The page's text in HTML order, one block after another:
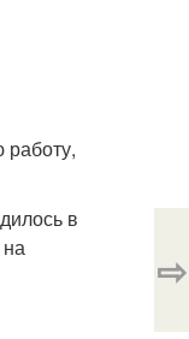
работу,
в
⇨